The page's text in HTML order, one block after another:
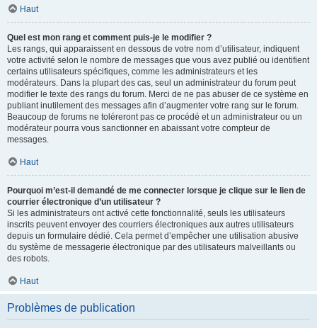
Haut
Quel est mon rang et comment puis-je le modifier ?
Les rangs, qui apparaissent en dessous de votre nom d’utilisateur, indiquent
votre activité selon le nombre de messages que vous avez publié ou identifient
certains utilisateurs spécifiques, comme les administrateurs et les
modérateurs. Dans la plupart des cas, seul un administrateur du forum peut
modifier le texte des rangs du forum. Merci de ne pas abuser de ce système en
publiant inutilement des messages afin d’augmenter votre rang sur le forum.
Beaucoup de forums ne toléreront pas ce procédé et un administrateur ou un
modérateur pourra vous sanctionner en abaissant votre compteur de
messages.
Haut
Pourquoi m’est-il demandé de me connecter lorsque je clique sur le lien de
courrier électronique d’un utilisateur ?
Si les administrateurs ont activé cette fonctionnalité, seuls les utilisateurs
inscrits peuvent envoyer des courriers électroniques aux autres utilisateurs
depuis un formulaire dédié. Cela permet d’empêcher une utilisation abusive
du système de messagerie électronique par des utilisateurs malveillants ou
des robots.
Haut
Problèmes de publication